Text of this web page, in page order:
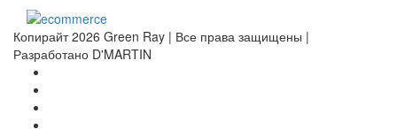
Копирайт 2026 Green Ray | Все права защищены |
Разработано D'MARTIN